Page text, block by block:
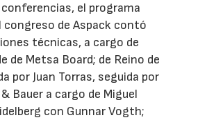
el programa
congreso de Aspack contó
técnicas, a cargo de
de Metsa Board; de Reino de
por Juan Torras, seguida por
Bauer a cargo de Miguel
con Gunnar Vogth;